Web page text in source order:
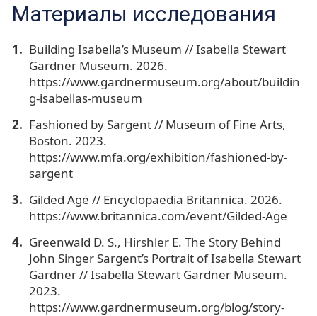
Материалы исследования
Building Isabella’s Museum // Isabella Stewart
Gardner Museum. 2026.
https://www.gardnermuseum.org/about/buildin
g-isabellas-museum
Fashioned by Sargent // Museum of Fine Arts,
Boston. 2023.
https://www.mfa.org/exhibition/fashioned-by-
sargent
Gilded Age // Encyclopaedia Britannica. 2026.
https://www.britannica.com/event/Gilded-Age
Greenwald D. S., Hirshler E. The Story Behind
John Singer Sargent’s Portrait of Isabella Stewart
Gardner // Isabella Stewart Gardner Museum.
2023.
https://www.gardnermuseum.org/blog/story-